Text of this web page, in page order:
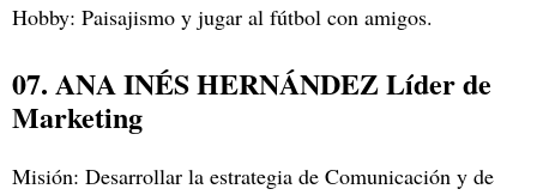
Hobby: Paisajismo y jugar al fútbol con amigos.
07. ANA INÉS HERNÁNDEZ Líder de
Marketing
Misión: Desarrollar la estrategia de Comunicación y de